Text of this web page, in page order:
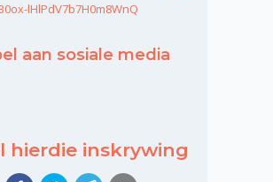
lHlPdV7b7H0m8WnQ
aan sosiale media
hierdie inskrywing